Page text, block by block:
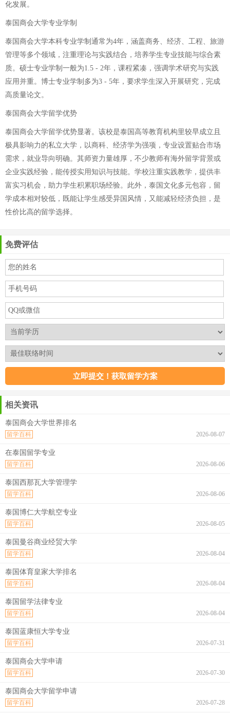
化发展。
泰国商会大学专业学制
泰国商会大学本科专业学制通常为4年，涵盖商务、经济、工程、旅游
管理等多个领域，注重理论与实践结合，培养学生专业技能与综合素
质。硕士专业学制一般为1.5 - 2年，课程紧凑，强调学术研究与实践
应用并重。博士专业学制多为3 - 5年，要求学生深入开展研究，完成
高质量论文。
泰国商会大学留学优势
泰国商会大学留学优势显著。该校是泰国高等教育机构里较早成立且
极具影响力的私立大学，以商科、经济学为强项，专业设置贴合市场
需求，就业导向明确。其师资力量雄厚，不少教师有海外留学背景或
企业实践经验，能传授实用知识与技能。学校注重实践教学，提供丰
富实习机会，助力学生积累职场经验。此外，泰国文化多元包容，留
学成本相对较低，既能让学生感受异国风情，又能减轻经济负担，是
性价比高的留学选择。
免费评估
相关资讯
泰国商会大学世界排名
2026-08-07
留学百科
在泰国留学专业
2026-08-06
留学百科
泰国西那瓦大学管理学
2026-08-06
留学百科
泰国博仁大学航空专业
2026-08-05
留学百科
泰国曼谷商业经贸大学
2026-08-04
留学百科
泰国体育皇家大学排名
2026-08-04
留学百科
泰国留学法律专业
2026-08-04
留学百科
泰国蓝康恒大学专业
2026-07-31
留学百科
泰国商会大学申请
2026-07-30
留学百科
泰国商会大学留学申请
2026-07-28
留学百科